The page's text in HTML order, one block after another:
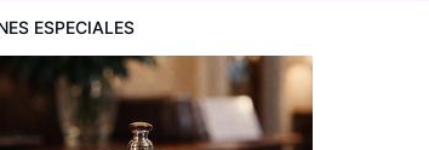
ESPECIALES